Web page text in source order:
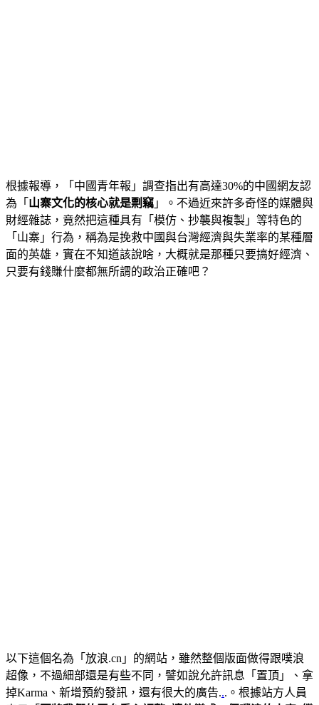
根據報導，「中國青年報」調查指出有高達30%的中國網友認
為「 山寨文化的核心就是剽竊 」。不過近來許多奇怪的媒體與
財經雜誌，竟然把這種具有「模仿、抄襲與複製」等特色的
「山寨」行為，稱為是挽救中國與台灣經濟與失業率的某種層
面的英雄，實在不知道該說啥，大概就是那種只要搞好經濟、
只要有錢賺什麼都無所謂的政治正確吧？
以下這個名為「放浪.cn」的網站，雖然整個版面做得跟噗浪
超像，不過細部還是有些不同，譬如說允許訊息「置頂」、拿
掉Karma、新增預約發訊，還有很大的廣告...。根據站方人員